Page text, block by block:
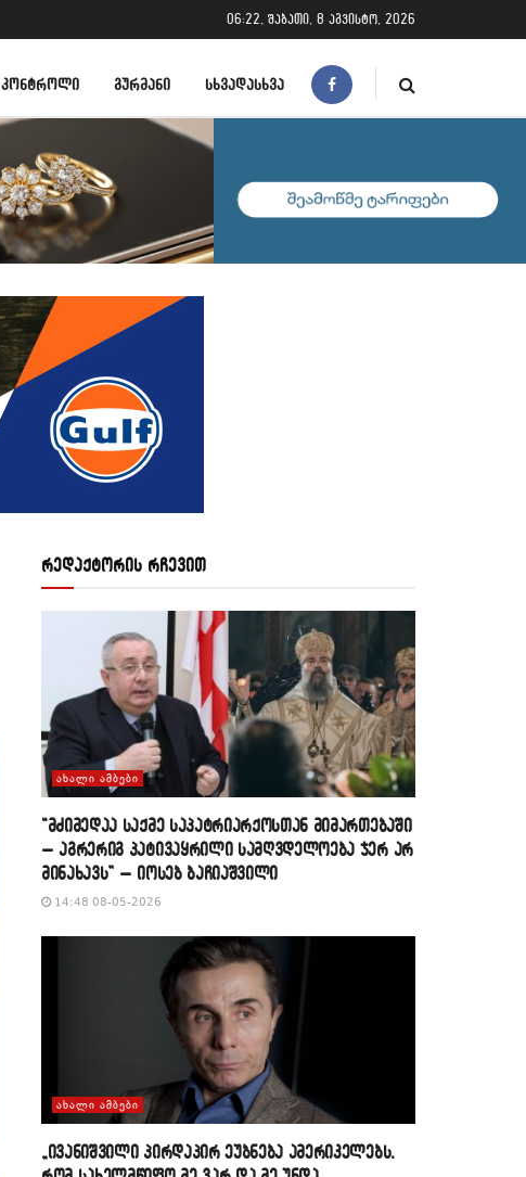
06:22, შაბათი, 8 აგვისტო, 2026
ᲙᲝᲜᲢᲠᲝᲚᲘ ᲒᲣᲠᲛᲐᲜᲘ ᲡᲮᲕᲐᲓᲐᲡᲮᲕᲐ
რედაქტორის რჩევით
ᲐᲮᲐᲚᲘ ᲐᲛᲑᲔᲑᲘ
“მძიმედაა საქმე საპატრიარქოსთან მიმართებაში
– აგრერიგ პატივაყრილი სამღვდელოება ჯერ არ
მინახავს” – იოსებ ბაჩიაშვილი
14:48 08-05-2026
ᲐᲮᲐᲚᲘ ᲐᲛᲑᲔᲑᲘ
„ივანიშვილი პირდაპირ ეუბნება ამერიკელებს,